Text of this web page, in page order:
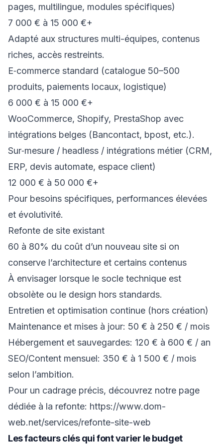
pages, multilingue, modules spécifiques)
7 000 € à 15 000 €+
Adapté aux structures multi-équipes, contenus
riches, accès restreints.
E‑commerce standard (catalogue 50–500
produits, paiements locaux, logistique)
6 000 € à 15 000 €+
WooCommerce, Shopify, PrestaShop avec
intégrations belges (Bancontact, bpost, etc.).
Sur‑mesure / headless / intégrations métier (CRM,
ERP, devis automate, espace client)
12 000 € à 50 000 €+
Pour besoins spécifiques, performances élevées
et évolutivité.
Refonte de site existant
60 à 80% du coût d’un nouveau site si on
conserve l’architecture et certains contenus
À envisager lorsque le socle technique est
obsolète ou le design hors standards.
Entretien et optimisation continue (hors création)
Maintenance et mises à jour: 50 € à 250 € / mois
Hébergement et sauvegardes: 120 € à 600 € / an
SEO/Content mensuel: 350 € à 1 500 € / mois
selon l’ambition.
Pour un cadrage précis, découvrez notre page
dédiée à la refonte: https://www.dom-
web.net/services/refonte-site-web
Les facteurs clés qui font varier le budget